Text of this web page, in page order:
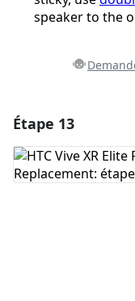
speaker to the
Ajouter un
Étape 13